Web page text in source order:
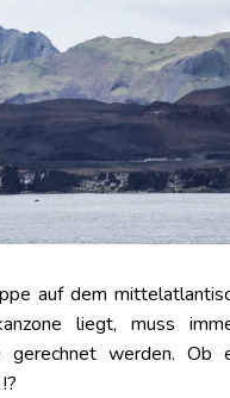
auf dem
liegt, muss
gerechnet werden.